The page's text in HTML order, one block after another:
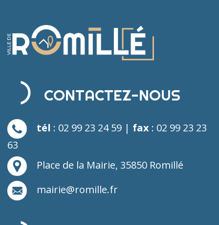
CONTACTEZ-NOUS
tél : 02 99 23 24 59 | fax : 02 99 23 23
63
Place de la Mairie, 35850 Romillé
mairie@romille.fr